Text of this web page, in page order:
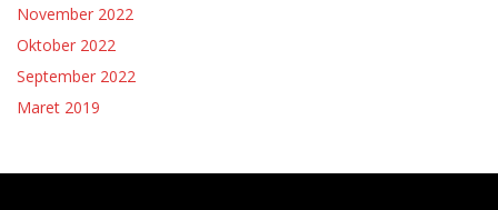
November 2022
Oktober 2022
September 2022
Maret 2019